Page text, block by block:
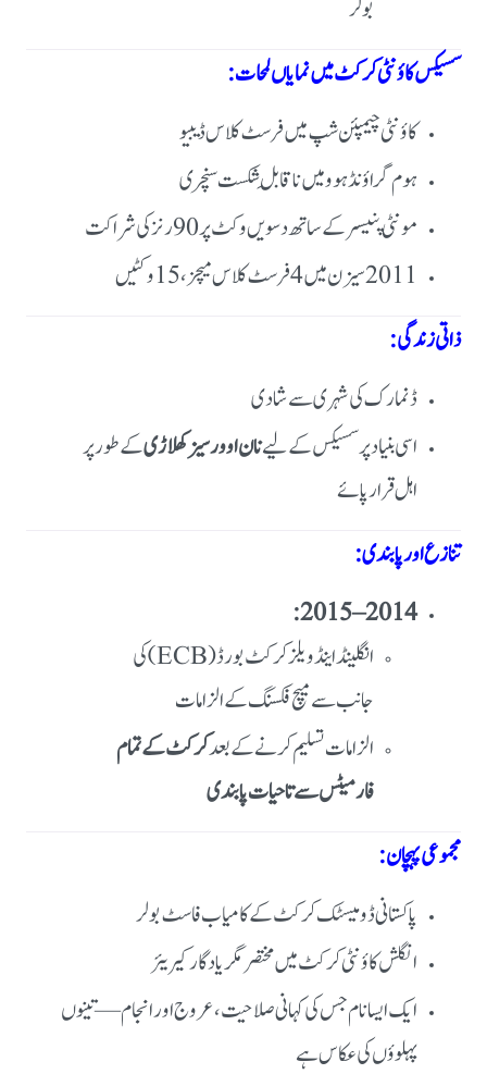
بولر
سسیکس کاؤنٹی کرکٹ میں نمایاں لمحات:
کاؤنٹی چیمپئن شپ میں فرسٹ کلاس ڈیبیو
ہوم گراؤنڈ ہوو میں ناقابلِ شکست سنچری
مونٹی پنیسر کے ساتھ دسویں وکٹ پر 90 رنز کی شراکت
2011 سیزن میں 4 فرسٹ کلاس میچز، 15 وکٹیں
ذاتی زندگی:
ڈنمارک کی شہری سے شادی
اسی بنیاد پر سسیکس کے لیےنان اوورسیز کھلاڑیکے طور پر
اہل قرار پائے
تنازع اور پابندی:
2014–2015:
انگلینڈ اینڈ ویلز کرکٹ بورڈ (ECB) کی
جانب سے میچ فکسنگ کے الزامات
الزامات تسلیم کرنے کے بعدکرکٹ کے تمام
فارمیٹس سے تاحیات پابندی
مجموعی پہچان:
پاکستانی ڈومیسٹک کرکٹ کے کامیاب فاسٹ بولر
انگلش کاؤنٹی کرکٹ میں مختصر مگر یادگار کیریئر
ایک ایسا نام جس کی کہانی صلاحیت، عروج اور انجام—تینوں
پہلوؤں کی عکاس ہے